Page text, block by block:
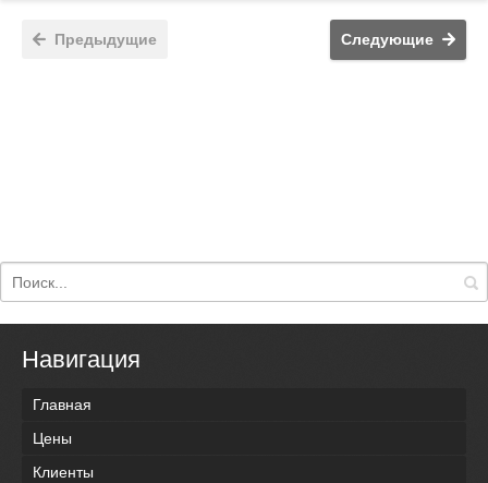
Предыдущие Следующие
Навигация
Главная
Цены
Клиенты